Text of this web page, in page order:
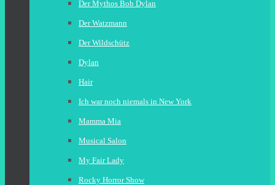
Der Mythos Bob Dylan
Der Watzmann
Der Wildschütz
Dylan
Hair
Ich war noch niemals in New York
Mamma Mia
Musical Salon
My Fair Lady
Rocky Horror Show